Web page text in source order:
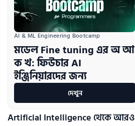
AI & ML Engineering Bootcamp
মডেল Fine tuning এর অ আ
ক খ: ফিউচার AI
ইঞ্জিনিয়ারদের জন্য
দেখুন
Artificial Intelligence থেকে আরও